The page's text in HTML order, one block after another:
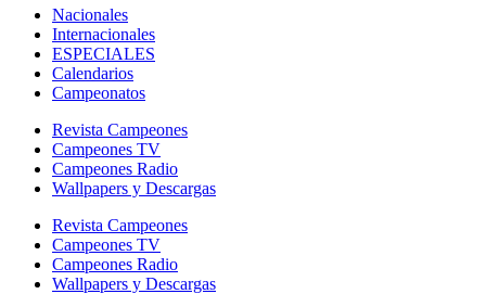
Nacionales
Internacionales
ESPECIALES
Calendarios
Campeonatos
Revista Campeones
Campeones TV
Campeones Radio
Wallpapers y Descargas
Revista Campeones
Campeones TV
Campeones Radio
Wallpapers y Descargas